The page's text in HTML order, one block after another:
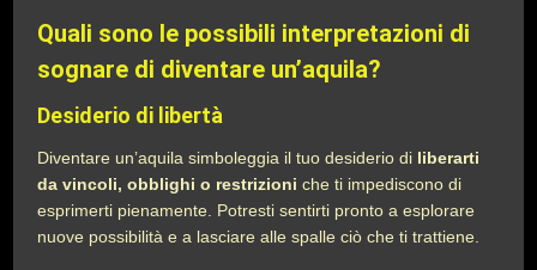
Quali sono le possibili interpretazioni di
sognare di diventare un’aquila?
Desiderio di libertà
Diventare un’aquila simboleggia il tuo desiderio di liberarti
da vincoli, obblighi o restrizioni che ti impediscono di
esprimerti pienamente. Potresti sentirti pronto a esplorare
nuove possibilità e a lasciare alle spalle ciò che ti trattiene.